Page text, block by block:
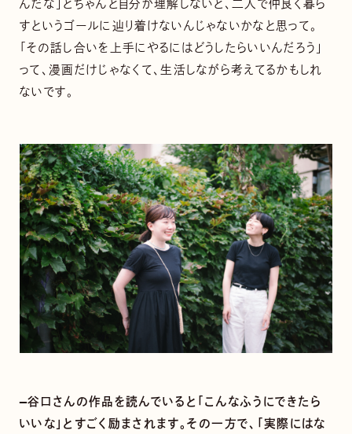
んだな」とちゃんと自分が理解しないと、二人で仲良く暮ら
すというゴールに辿り着けないんじゃないかなと思って。
「その話し合いを上手にやるにはどうしたらいいんだろう」
って、漫画だけじゃなくて、生活しながら考えてるかもしれ
ないです。
—谷口さんの作品を読んでいると「こんなふうにできたら
いいな」とすごく励まされます。その一方で、「実際にはな